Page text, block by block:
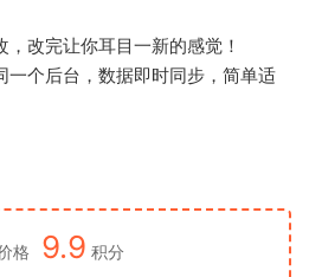
改完让你耳目一新的感觉！
一个后台，数据即时同步，简单适
格 9.9 积分